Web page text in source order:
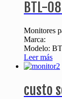
BTL-
Monitores
Marca:
Modelo:
Leer más
custo